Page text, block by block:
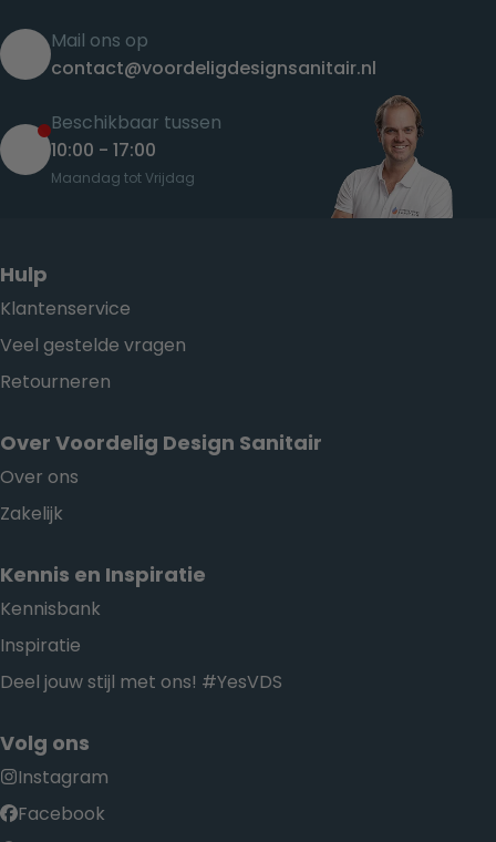
Mail ons op
contact@voordeligdesignsanitair.nl
Beschikbaar tussen
10:00 - 17:00
Maandag tot Vrijdag
Hulp
Klantenservice
Veel gestelde vragen
Retourneren
Over Voordelig Design Sanitair
Over ons
Zakelijk
Kennis en Inspiratie
Kennisbank
Inspiratie
Deel jouw stijl met ons! #YesVDS
Volg ons
Instagram
Facebook